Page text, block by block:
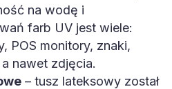
na wodę i
farb UV jest wiele:
POS monitory, znaki,
nawet zdjęcia.
– tusz lateksowy został